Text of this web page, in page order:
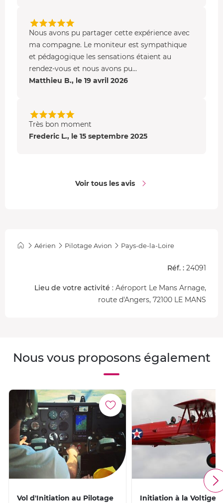
Nous avons pu partager cette expérience avec
ma compagne. Le moniteur est sympathique
et pédagogique les sensations étaient au
rendez-vous et nous avons pu...
Matthieu B., le 19 avril 2026
Très bon moment
Frederic L., le 15 septembre 2025
Voir tous les avis
Aérien Pilotage Avion Pays-de-la-Loire
Réf. : 24091
Lieu de votre activité : Aéroport Le Mans Arnage,
route d'Angers, 72100 LE MANS
Nous vous proposons également
Vol d'Initiation au Pilotage
Initiation à la Voltige